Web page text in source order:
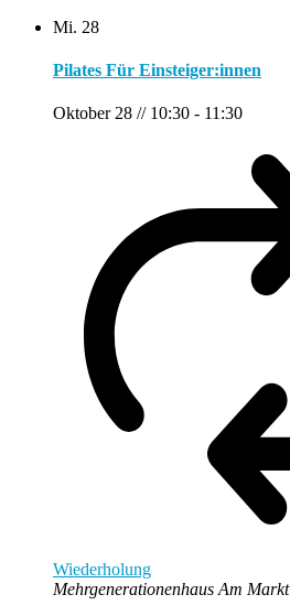
Mi. 28
Pilates Für Einsteiger:innen
Oktober 28 // 10:30 - 11:30
Wiederholung
Mehrgenerationenhaus Am Markt